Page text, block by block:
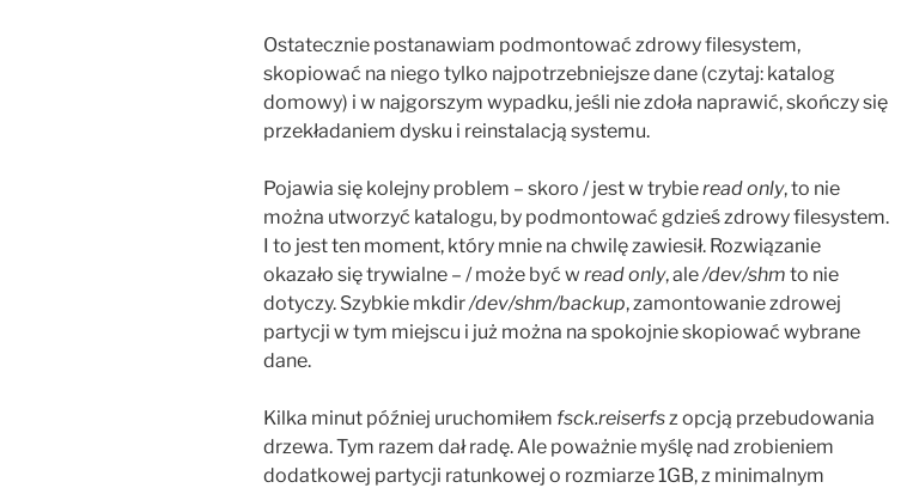
Ostatecznie postanawiam podmontować zdrowy filesystem,
skopiować na niego tylko najpotrzebniejsze dane (czytaj: katalog
domowy) i w najgorszym wypadku, jeśli nie zdoła naprawić, skończy się
przekładaniem dysku i reinstalacją systemu.
Pojawia się kolejny problem – skoro / jest w trybieread only, to nie
można utworzyć katalogu, by podmontować gdzieś zdrowy filesystem.
I to jest ten moment, który mnie na chwilę zawiesił. Rozwiązanie
okazało się trywialne – / może być w read only, ale/dev/shm to nie
dotyczy. Szybkie mkdir/dev/shm/backup, zamontowanie zdrowej
partycji w tym miejscu i już można na spokojnie skopiować wybrane
dane.
Kilka minut później uruchomiłem fsck.reiserfs z opcją przebudowania
drzewa. Tym razem dał radę. Ale poważnie myślę nad zrobieniem
dodatkowej partycji ratunkowej o rozmiarze 1GB, z minimalnym